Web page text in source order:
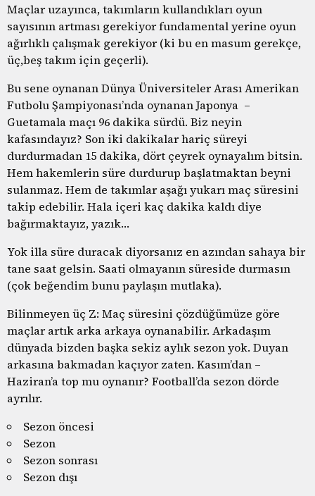
Maçlar uzayınca, takımların kullandıkları oyun
sayısının artması gerekiyor fundamental yerine oyun
ağırlıklı çalışmak gerekiyor (ki bu en masum gerekçe,
üç,beş takım için geçerli).
Bu sene oynanan Dünya Üniversiteler Arası Amerikan
Futbolu Şampiyonası’nda oynanan Japonya –
Guetamala maçı 96 dakika sürdü. Biz neyin
kafasındayız? Son iki dakikalar hariç süreyi
durdurmadan 15 dakika, dört çeyrek oynayalım bitsin.
Hem hakemlerin süre durdurup başlatmaktan beyni
sulanmaz. Hem de takımlar aşağı yukarı maç süresini
takip edebilir. Hala içeri kaç dakika kaldı diye
bağırmaktayız, yazık…
Yok illa süre duracak diyorsanız en azından sahaya bir
tane saat gelsin. Saati olmayanın süreside durmasın
(çok beğendim bunu paylaşın mutlaka).
Bilinmeyen üç Z: Maç süresini çözdüğümüze göre
maçlar artık arka arkaya oynanabilir. Arkadaşım
dünyada bizden başka sekiz aylık sezon yok. Duyan
arkasına bakmadan kaçıyor zaten. Kasım’dan –
Haziran’a top mu oynanır? Football’da sezon dörde
ayrılır.
Sezon öncesi
Sezon
Sezon sonrası
Sezon dışı